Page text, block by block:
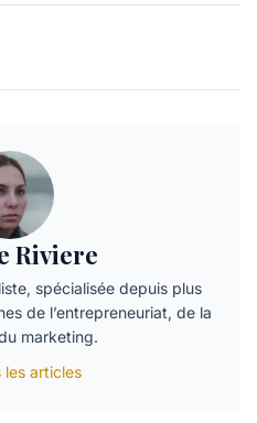
Riviere
spécialisée depuis plus
de l’entrepreneuriat, de la
marketing.
les articles